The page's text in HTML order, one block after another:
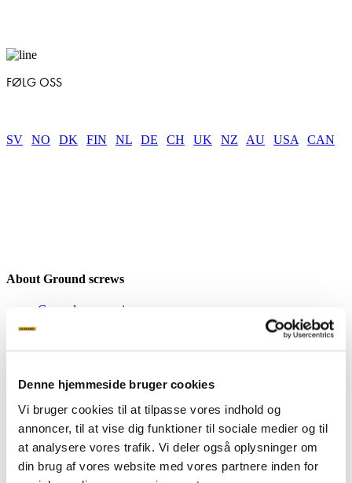
Denne hjemmeside bruger cookies
Vi bruger cookies til at tilpasse vores indhold og
annoncer, til at vise dig funktioner til sociale medier og til
at analysere vores trafik. Vi deler også oplysninger om
din brug af vores website med vores partnere inden for
FØLG OSS
SV NO DK FIN NL DE CH UK NZ AU USA CAN
About Ground screws
Ground screw price
Product sheets
Inspiration
Inspiration
Private
Business